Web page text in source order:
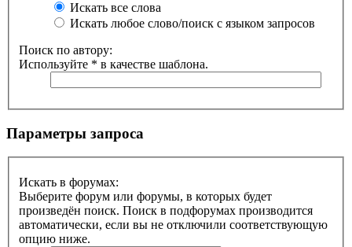
Искать все слова
Искать любое слово/поиск с языком запросов
Поиск по автору:
Используйте * в качестве шаблона.
Параметры запроса
Искать в форумах:
Выберите форум или форумы, в которых будет
произведён поиск. Поиск в подфорумах производится
автоматически, если вы не отключили соответствующую
опцию ниже.